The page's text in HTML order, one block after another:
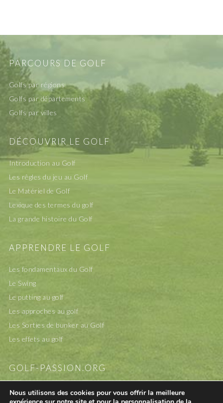
PARCOURS DE GOLF
Golfs par régions
Golfs par départements
Golfs par villes
DÉCOUVRIR LE GOLF
Introduction au Golf
Les rêgles du jeu au Golf
Le Matériel de Golf
Lexique des termes du golf
La grande histoire du Golf
APPRENDRE LE GOLF
Les fondamentaux du Golf
Le Swing
Le putting au golf
Les approches au golf
Les Sorties de bunker au Golf
Les effets au golf
GOLF-PASSION.ORG
A propos
Nous utilisons des cookies pour vous offrir la meilleure